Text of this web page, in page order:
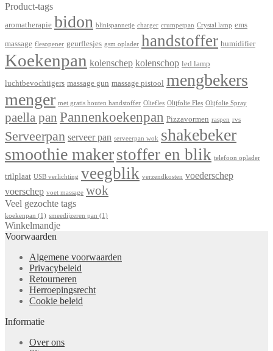
Product-tags
aromatherapie bidon blinispannetje charger crumpetpan Crystal lamp ems
massage flesopener geurflesjes gsm oplader handstoffer humidifier
Koekenpan kolenschep kolenschop led lamp
luchtbevochtigers massage gun massage pistool mengbekers
menger met gratis houten handstoffer Oliefles Olijfolie Fles Olijfolie Spray
paella pan Pannenkoekenpan Pizzavormen raspen rvs
Serveerpan serveer pan serveerpan wok shakebeker
smoothie makerstoffer en blik telefoon oplader
trilplaat USB verlichting veegblik verzendkosten voederschep
voerschep voet massage wok
Veel gezochte tags
koekenpan (1) smeedijzeren pan (1)
Winkelmandje
Voorwaarden
Algemene voorwaarden
Privacybeleid
Retourneren
Herroepingsrecht
Cookie beleid
Informatie
Over ons